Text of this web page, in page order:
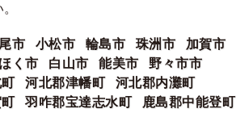
市 小松市 輪島市 珠洲市
加賀市
く市 白山市 能美市
野々市市
河北郡津幡町
河北郡内灘町
羽咋郡宝達志水町
鹿島郡中能登町